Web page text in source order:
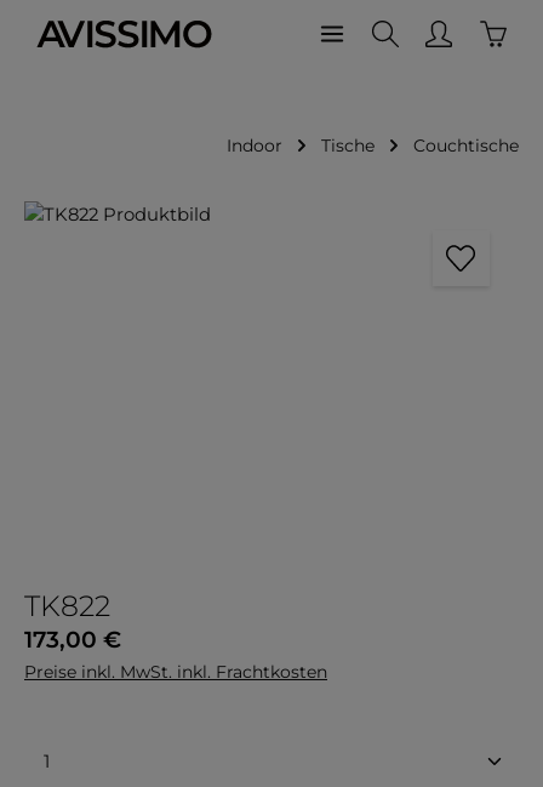
Zum Hauptinhalt springen
Indoor Tische Couchtische
Bildergalerie überspringen
TK822
Regulärer Preis:
173,00 €
Preise inkl. MwSt. inkl. Frachtkosten
Produkt Anzahl: Gib den gewünschten Wert